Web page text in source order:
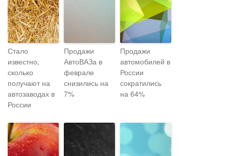
Стало
известно,
сколько
получают на
автозаводах в
России
Продажи
АвтоВАЗа в
феврале
снизились на
7%
Продажи
автомобилей в
России
сократились
на 64%